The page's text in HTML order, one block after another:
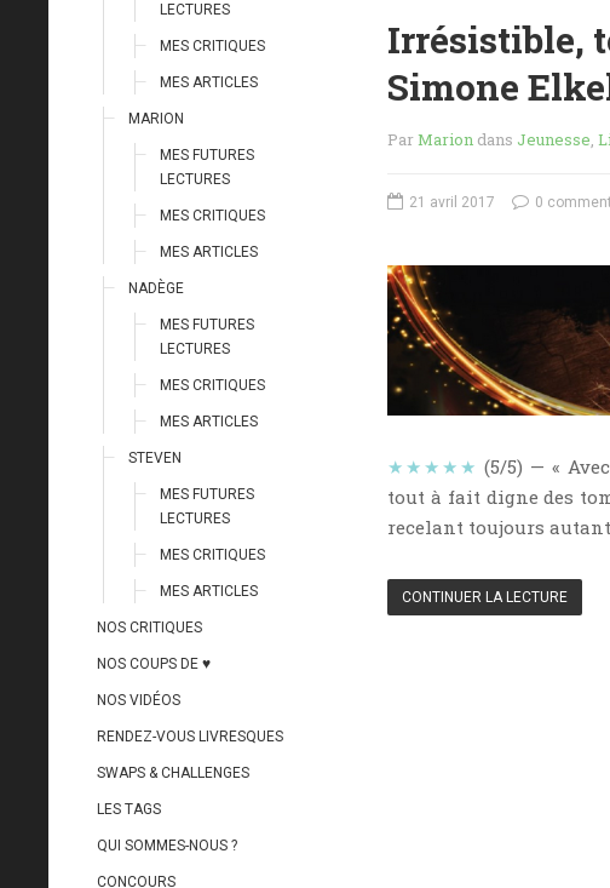
LECTURES
MES CRITIQUES
MES ARTICLES
MARION
MES FUTURES
LECTURES
MES CRITIQUES
MES ARTICLES
NADÈGE
MES FUTURES
LECTURES
MES CRITIQUES
MES ARTICLES
STEVEN
MES FUTURES
LECTURES
MES CRITIQUES
MES ARTICLES
NOS CRITIQUES
NOS COUPS DE ♥
NOS VIDÉOS
RENDEZ-VOUS LIVRESQUES
SWAPS & CHALLENGES
LES TAGS
QUI SOMMES-NOUS ?
CONCOURS
Irrésistible,
Simone
ParMarion dans Jeunesse,
21 avril 2017 0
★★★★★ (5/5) — «
tout à fait digne des
recelant toujours autant
CONTINUER LA LECTURE